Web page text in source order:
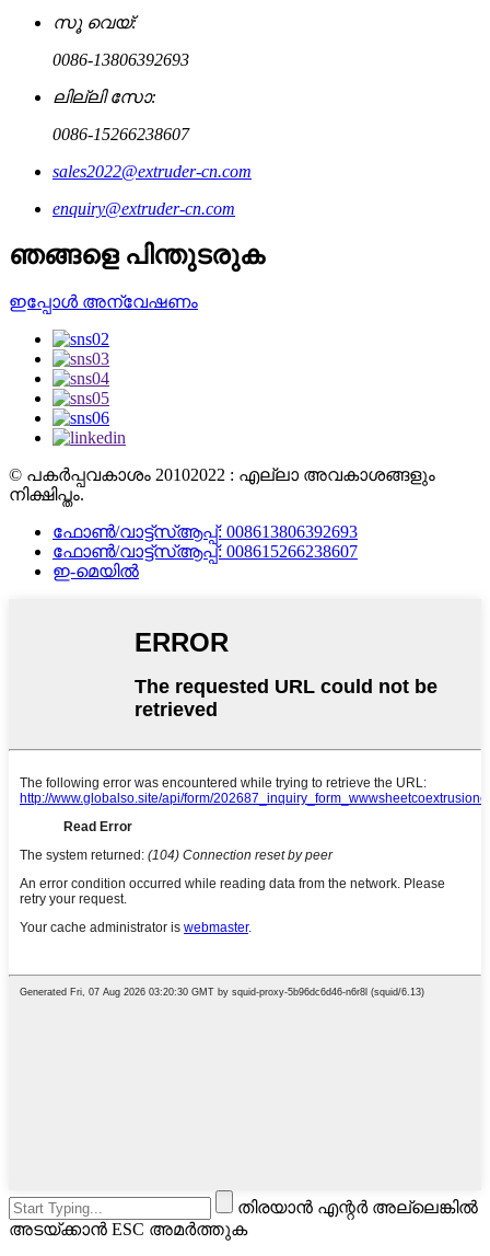
സൂ വെയ്:
0086-13806392693
ലില്ലി സോ:
0086-15266238607
sales2022@extruder-cn.com
enquiry@extruder-cn.com
ഞങ്ങളെ പിന്തുടരുക
ഇപ്പോൾ അന്വേഷണം
© പകർപ്പവകാശം 20102022 : എല്ലാ അവകാശങ്ങളും
നിക്ഷിപ്തം.
ഫോൺ/വാട്ട്‌സ്ആപ്പ്: 008613806392693
ഫോൺ/വാട്ട്‌സ്ആപ്പ്: 008615266238607
ഇ-മെയിൽ
തിരയാൻ എന്റർ അല്ലെങ്കിൽ
അടയ്ക്കാൻ ESC അമർത്തുക